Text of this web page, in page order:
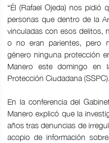
“Él (Rafael Ojeda) nos pidió
personas que dentro de la
vinculadas con esos delitos,
o no eran parientes, pero
género ninguna protección
Manero este domingo en
Protección Ciudadana (SSPC).
En la conferencia del
Manero explicó que la
años tras denuncias de
acopio de información